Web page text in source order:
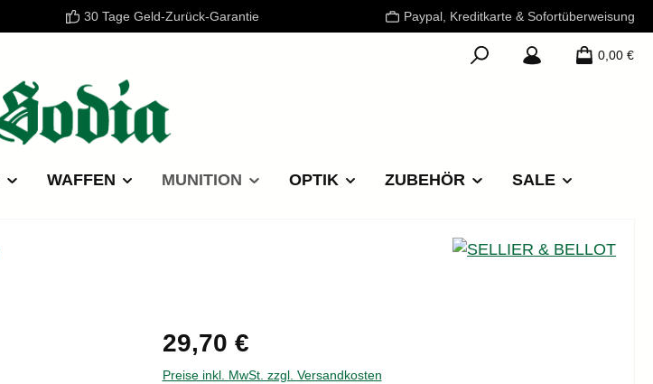
30 Tage Geld-Zurück-Garantie Paypal, Kreditkarte & Sofortüberweisung
0,00 €
WAFFEN MUNITION OPTIK ZUBEHÖR SALE
Regulärer Preis:
29,70 €
Preise inkl. MwSt. zzgl. Versandkosten